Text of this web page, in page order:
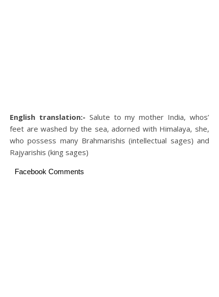
English translation:- Salute to my mother India, whos’
feet are washed by the sea, adorned with Himalaya, she,
who possess many Brahmarishis (intellectual sages) and
Rajyarishis (king sages)
Facebook Comments